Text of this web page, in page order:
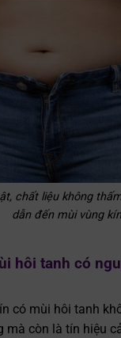
chất liệu không
dẫn đến mùi vùng kín
hôi tanh có
có mùi hôi tanh
mà còn là tín hiệu